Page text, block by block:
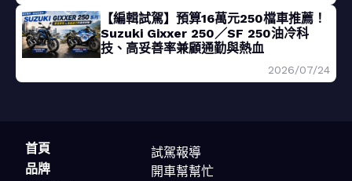
【編輯試駕】預算16萬元250檔車推薦！
Suzuki Gixxer 250／SF 250油冷科
技、高妥善率兼顧通勤與熱血
2026/07/24
首頁
品牌
試駕報導
開車幫幫忙